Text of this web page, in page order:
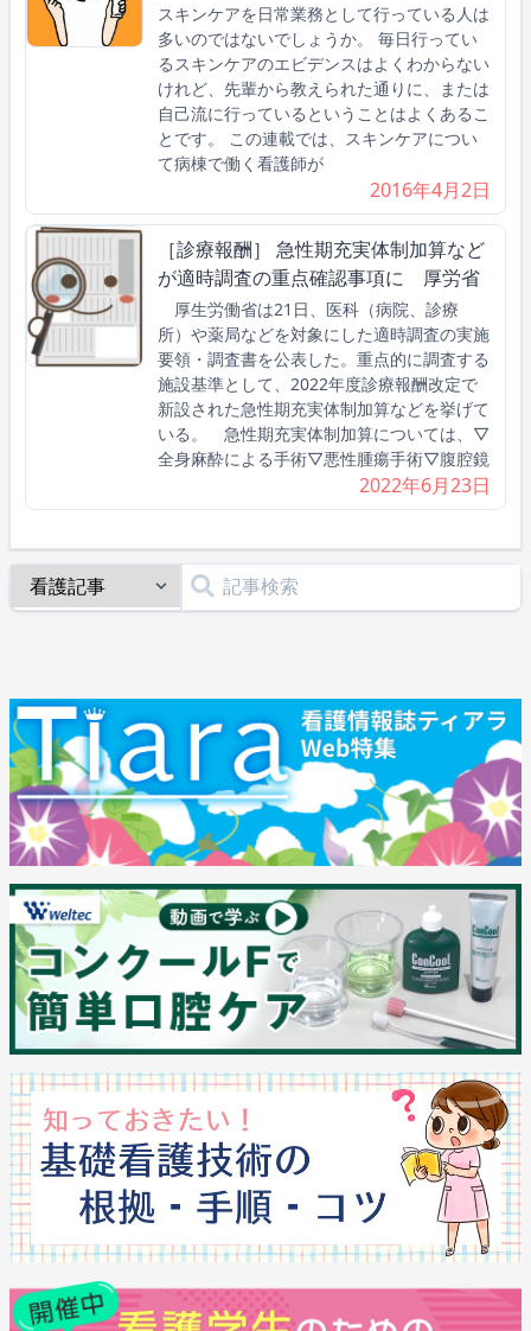
スキンケアを日常業務として行っている人は
多いのではないでしょうか。 毎日行ってい
るスキンケアのエビデンスはよくわからない
けれど、先輩から教えられた通りに、または
自己流に行っているということはよくあるこ
とです。 この連載では、スキンケアについ
て病棟で働く看護師が
2016年4月2日
［診療報酬］ 急性期充実体制加算など
が適時調査の重点確認事項に 厚労省
厚生労働省は21日、医科（病院、診療
所）や薬局などを対象にした適時調査の実施
要領・調査書を公表した。重点的に調査する
施設基準として、2022年度診療報酬改定で
新設された急性期充実体制加算などを挙げて
いる。 急性期充実体制加算については、▽
全身麻酔による手術▽悪性腫瘍手術▽腹腔鏡
2022年6月23日